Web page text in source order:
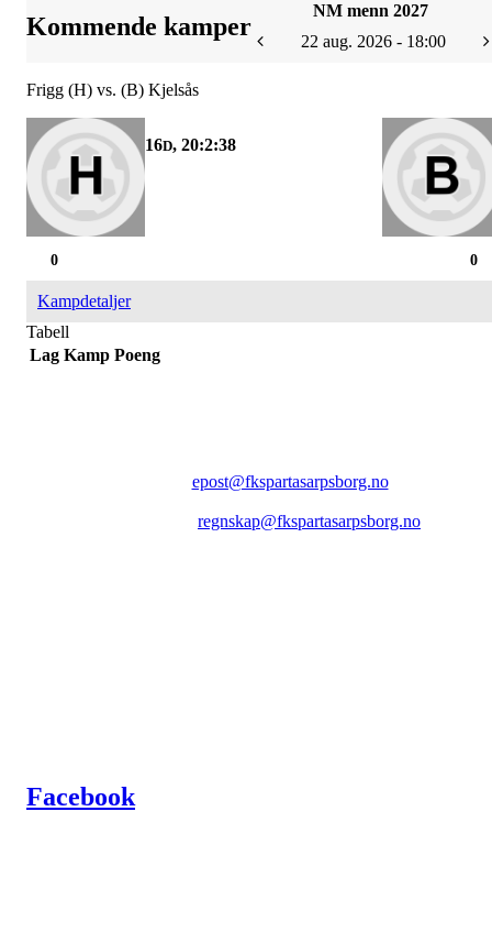
Kommende kamper
NM menn 2027
22 aug. 2026 - 18:00
Frigg (H) vs. (B) Kjelsås
16D, 20:2:38
0
0
Kampdetaljer
Tabell
Lag Kamp Poeng
epost@fkspartasarpsborg.no
regnskap@fkspartasarpsborg.no
Facebook